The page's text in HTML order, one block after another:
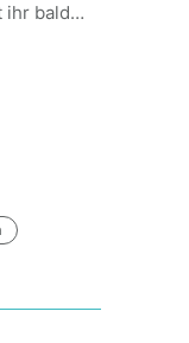
ihr bald…